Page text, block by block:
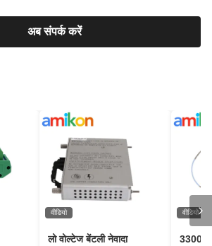
अब संपर्क करें
वीडियो
लो वोल्टेज बेंटली नेवादा
वीडियो
3300